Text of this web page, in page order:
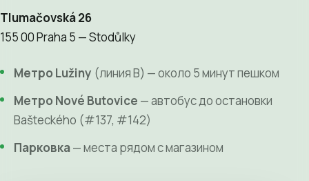
Tlumačovská 26
155 00 Praha 5 — Stodůlky
Метро Lužiny (линия B) — около 5 минут пешком
Метро Nové Butovice — автобус до остановки
Bašteckého (#137, #142)
Парковка — места рядом с магазином